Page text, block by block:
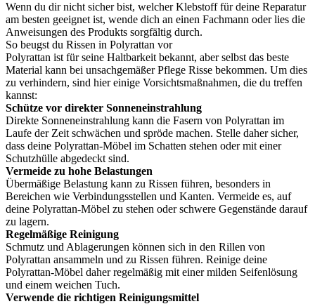
Wenn du dir nicht sicher bist, welcher Klebstoff für deine Reparatur
am besten geeignet ist, wende dich an einen Fachmann oder lies die
Anweisungen des Produkts sorgfältig durch.
So beugst du Rissen in Polyrattan vor
Polyrattan ist für seine Haltbarkeit bekannt, aber selbst das beste
Material kann bei unsachgemäßer Pflege Risse bekommen. Um dies
zu verhindern, sind hier einige Vorsichtsmaßnahmen, die du treffen
kannst:
Schütze vor direkter Sonneneinstrahlung
Direkte Sonneneinstrahlung kann die Fasern von Polyrattan im
Laufe der Zeit schwächen und spröde machen. Stelle daher sicher,
dass deine Polyrattan-Möbel im Schatten stehen oder mit einer
Schutzhülle abgedeckt sind.
Vermeide zu hohe Belastungen
Übermäßige Belastung kann zu Rissen führen, besonders in
Bereichen wie Verbindungsstellen und Kanten. Vermeide es, auf
deine Polyrattan-Möbel zu stehen oder schwere Gegenstände darauf
zu lagern.
Regelmäßige Reinigung
Schmutz und Ablagerungen können sich in den Rillen von
Polyrattan ansammeln und zu Rissen führen. Reinige deine
Polyrattan-Möbel daher regelmäßig mit einer milden Seifenlösung
und einem weichen Tuch.
Verwende die richtigen Reinigungsmittel